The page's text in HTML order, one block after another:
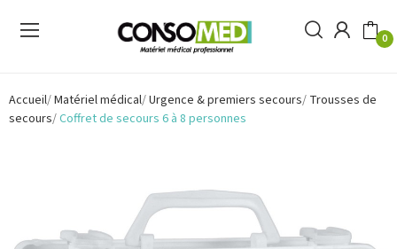
0
Accueil Matériel médical Urgence & premiers secours Trousses de
secours Coffret de secours 6 à 8 personnes